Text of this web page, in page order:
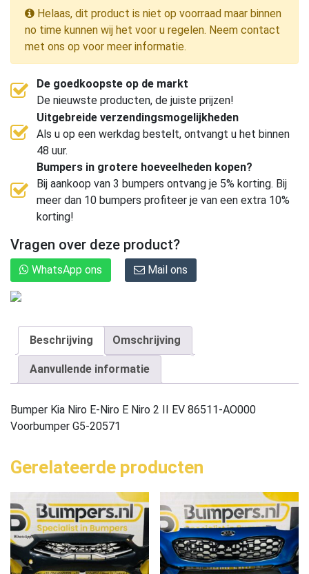
Helaas, dit product is niet op voorraad maar binnen
no time kunnen wij het voor u regelen. Neem contact
met ons op voor meer informatie.
De goedkoopste op de markt
De nieuwste producten, de juiste prijzen!
Uitgebreide verzendingsmogelijkheden
Als u op een werkdag bestelt, ontvangt u het binnen
48 uur.
Bumpers in grotere hoeveelheden kopen?
Bij aankoop van 3 bumpers ontvang je 5% korting. Bij
meer dan 10 bumpers profiteer je van een extra 10%
korting!
Vragen over deze product?
WhatsApp ons Mail ons
Beschrijving Omschrijving
Aanvullende informatie
Bumper Kia Niro E-Niro E Niro 2 II EV 86511-AO000
Voorbumper G5-20571
Gerelateerde producten